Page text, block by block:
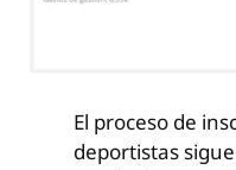
El proceso de
deportistas